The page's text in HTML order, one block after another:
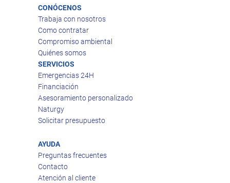
CONÓCENOS
Trabaja con nosotros
Como contratar
Compromiso ambiental
Quiénes somos
SERVICIOS
Emergencias 24H
Financiación
Asesoramiento personalizado
Naturgy
Solicitar presupuesto
AYUDA
Preguntas frecuentes
Contacto
Atención al cliente